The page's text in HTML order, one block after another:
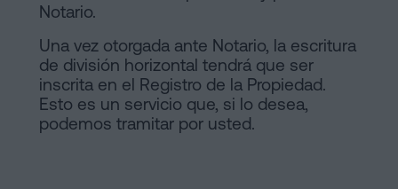
Notario.
Una vez otorgada ante Notario, la escritura
de división horizontal tendrá que ser
inscrita en el Registro de la Propiedad.
Esto es un servicio que, si lo desea,
podemos tramitar por usted.